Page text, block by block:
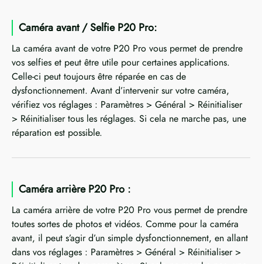
Caméra avant / Selfie P20 Pro:
La caméra avant de votre P20 Pro vous permet de prendre
vos selfies et peut être utile pour certaines applications.
Celle-ci peut toujours être réparée en cas de
dysfonctionnement. Avant d’intervenir sur votre caméra,
vérifiez vos réglages : Paramètres > Général > Réinitialiser
> Réinitialiser tous les réglages. Si cela ne marche pas, une
réparation est possible.
Caméra arrière P20 Pro :
La caméra arrière de votre P20 Pro vous permet de prendre
toutes sortes de photos et vidéos. Comme pour la caméra
avant, il peut s’agir d’un simple dysfonctionnement, en allant
dans vos réglages : Paramètres > Général > Réinitialiser >